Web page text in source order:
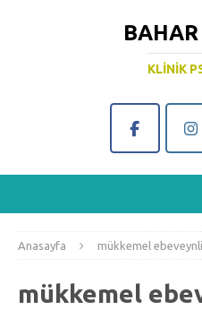
KLINIK
Anasayfa mükkemel
mükkemel